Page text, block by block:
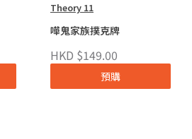
Theory 11
嘩鬼家族撲克牌
HKD $149.00
預購